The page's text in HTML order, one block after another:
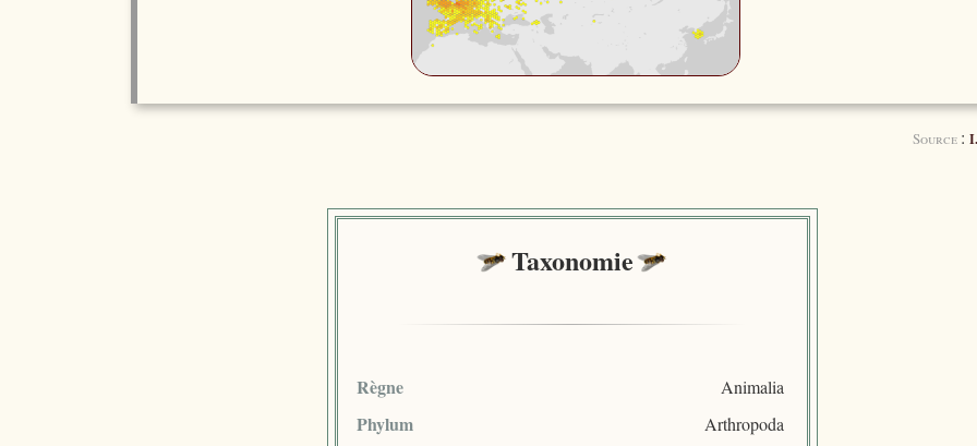
Source :
Taxonomie
Règne Animalia
Phylum Arthropoda